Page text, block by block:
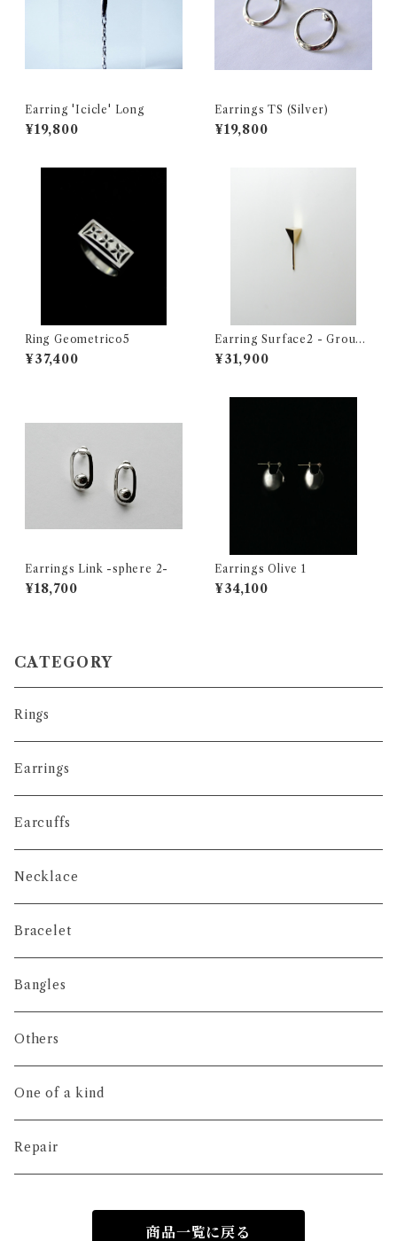
Earring 'Icicle' Long
¥19,800
Earrings TS (Silver)
¥19,800
Ring Geometrico5
¥37,400
Earring Surface2 - Ground
in the air -
¥31,900
Earrings Link -sphere 2-
¥18,700
Earrings Olive 1
¥34,100
CATEGORY
Rings
Earrings
Earcuffs
Necklace
Bracelet
Bangles
Others
One of a kind
Repair
商品一覧に戻る